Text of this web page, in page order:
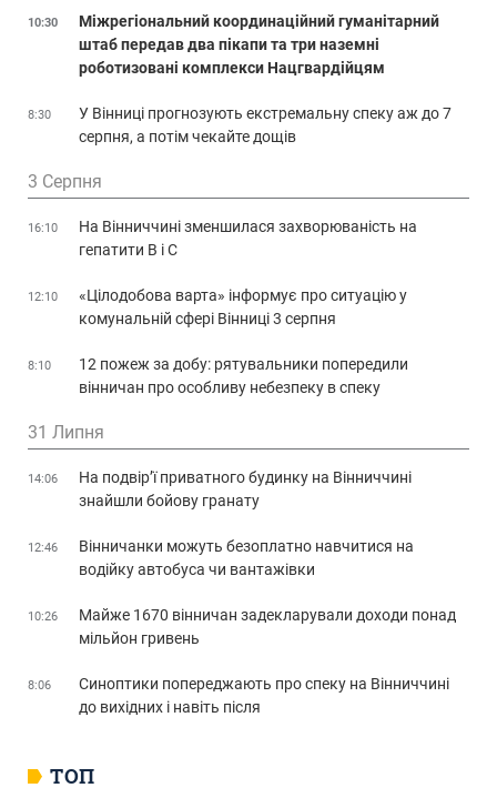
ТОП
10:30
Міжрегіональний координаційний гуманітарний
штаб передав два пікапи та три наземні
роботизовані комплекси Нацгвардійцям
8:30
У Вінниці прогнозують екстремальну спеку аж до 7
серпня, а потім чекайте дощів
3 Серпня
16:10
На Вінниччині зменшилася захворюваність на
гепатити В і С
12:10
«Цілодобова варта» інформує про ситуацію у
комунальній сфері Вінниці 3 серпня
8:10
12 пожеж за добу: рятувальники попередили
вінничан про особливу небезпеку в спеку
31 Липня
14:06
На подвір’ї приватного будинку на Вінниччині
знайшли бойову гранату
12:46
Вінничанки можуть безоплатно навчитися на
водійку автобуса чи вантажівки
10:26
Майже 1670 вінничан задекларували доходи понад
мільйон гривень
8:06
Синоптики попереджають про спеку на Вінниччині
до вихідних і навіть після